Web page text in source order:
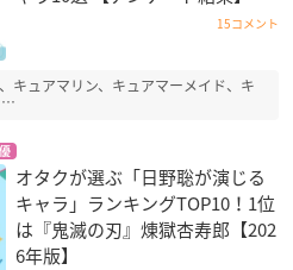
15コメント
キュアマリン、キュアマーメイド、キ
…
オタクが選ぶ「日野聡が演じる
キャラ」ランキングTOP10！1位
は『鬼滅の刃』煉󠄁獄杏寿郎【202
6年版】